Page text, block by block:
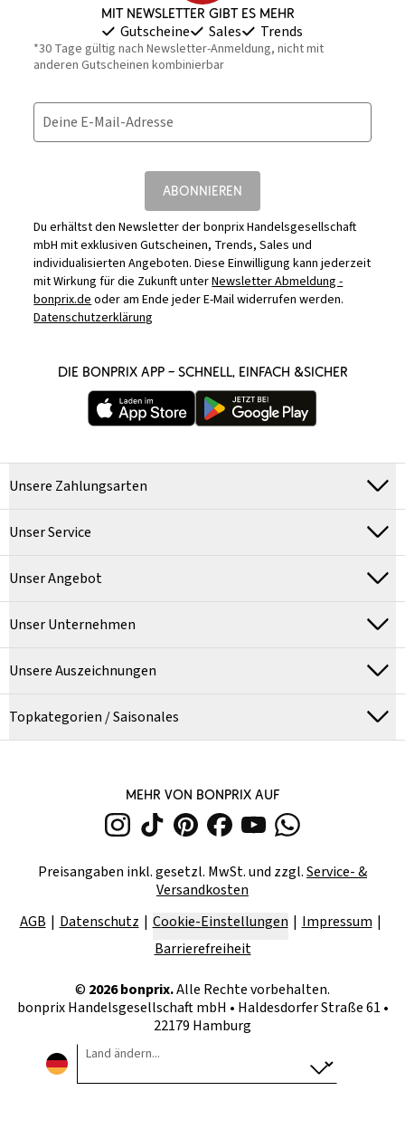
Mit Newsletter gibt es mehr
Gutscheine Sales Trends
*30 Tage gültig nach Newsletter-Anmeldung, nicht mit
anderen Gutscheinen kombinierbar
Deine E-Mail-Adresse
ABONNIEREN
Du erhältst den Newsletter der bonprix Handelsgesellschaft
mbH mit exklusiven Gutscheinen, Trends, Sales und
individualisierten Angeboten. Diese Einwilligung kann jederzeit
mit Wirkung für die Zukunft unterNewsletter Abmeldung -
bonprix.deoder am Ende jeder E-Mail widerrufen werden.
Datenschutzerklärung
DIE BONPRIX APP – SCHNELL, EINFACH &SICHER
Unsere Zahlungsarten
Unser Service
Unser Angebot
Unser Unternehmen
Unsere Auszeichnungen
Topkategorien / Saisonales
MEHR VON BONPRIX AUF
Preisangaben inkl. gesetzl. MwSt. und zzgl.Service- &
Versandkosten
AGB
Datenschutz Cookie-Einstellungen
Impressum
Barrierefreiheit
© 2026bonprix.Alle Rechte vorbehalten.
bonprix Handelsgesellschaft mbH • Haldesdorfer Straße 61 •
22179 Hamburg
Land ändern...